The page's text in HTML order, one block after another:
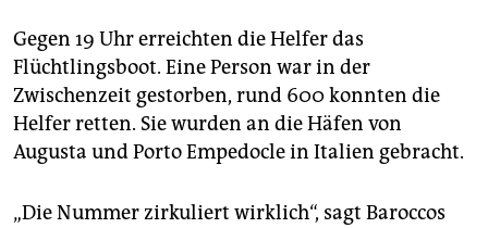
Gegen 19 Uhr erreichten die Helfer das
Flüchtlingsboot. Eine Person war in der
Zwischenzeit gestorben, rund 600 konnten die
Helfer retten. Sie wurden an die Häfen von
Augusta und Porto Empedocle in Italien gebracht.
„Die Nummer zirkuliert wirklich“, sagt Baroccos